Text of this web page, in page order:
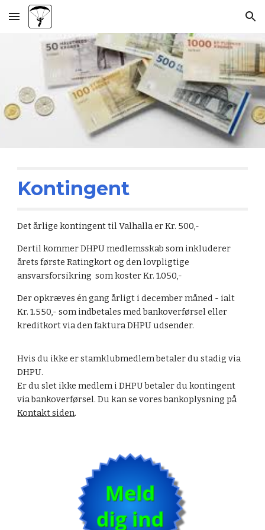
Skip to main content Skip to navigation
Kontingent
Det årlige kontingent til Valhalla er Kr. 500,-
Dertil kommer DHPU medlemsskab som inkluderer
årets første Ratingkort og den lovpligtige
ansvarsforsikring som koster Kr. 1.050,-
Der opkræves én gang årligt i december måned - ialt
Kr. 1.550,- som indbetales med bankoverførsel eller
kreditkort via den faktura DHPU udsender.
Hvis du ikke er stamklubmedlem betaler du stadig via
DHPU.
Er du slet ikke medlem i DHPU betaler du kontingent
via bankoverførsel. Du kan se vores bankoplysning på
Kontakt siden.